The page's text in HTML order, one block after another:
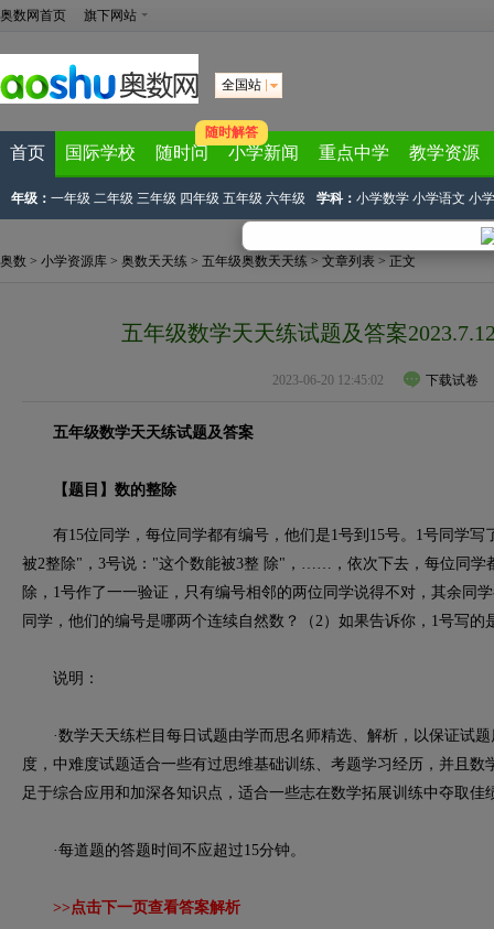
奥数网首页 旗下网站
全国站
首页 国际学校 随时问
随时解答
小学新闻 重点中学 教学资源
年级： 一年级 二年级 三年级 四年级 五年级 六年级 学科： 小学数学 小学语文 小
奥数 > 小学资源库 > 奥数天天练 > 五年级奥数天天练 > 文章列表 > 正文
五年级数学天天练试题及答案
2023-06-20 12:45:02 下载试卷
五年级数学天天练试题及答案
【题目】数的整除
有15位同学，每位同学都有编号，他们是1号到15号。1号同学写
被2整除"，3号说："这个数能被3整 除"，……，依次下去，每位同学
除，1号作了一一验证，只有编号相邻的两位同学说得不对，其余同
同学，他们的编号是哪两个连续自然数？（2）如果告诉你，1号写的
说明：
·数学天天练栏目每日试题由学而思名师精选、解析，以保证试题
度，中难度试题适合一些有过思维基础训练、考题学习经历，并且数
足于综合应用和加深各知识点，适合一些志在数学拓展训练中夺取佳
·每道题的答题时间不应超过15分钟。
>>点击下一页查看答案解析